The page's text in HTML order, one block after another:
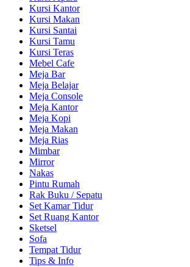
Kursi Kantor
Kursi Makan
Kursi Santai
Kursi Tamu
Kursi Teras
Mebel Cafe
Meja Bar
Meja Belajar
Meja Console
Meja Kantor
Meja Kopi
Meja Makan
Meja Rias
Mimbar
Mirror
Nakas
Pintu Rumah
Rak Buku / Sepatu
Set Kamar Tidur
Set Ruang Kantor
Sketsel
Sofa
Tempat Tidur
Tips & Info